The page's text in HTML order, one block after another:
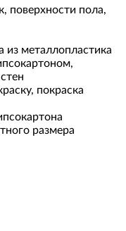
поверхности пола,
из металлопластика
покраска
размера